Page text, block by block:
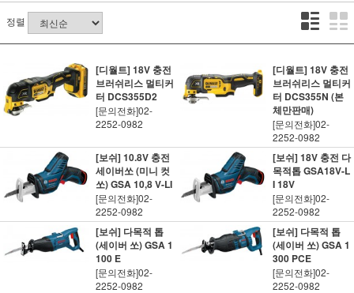
정렬
[디월트] 18V 충전
브러쉬리스 멀티커
터 DCS355D2
[문의전화]02-
2252-0982
[디월트] 18V 충전
브러쉬리스 멀티커
터 DCS355N (본
체만판매)
[문의전화]02-
2252-0982
[보쉬] 10.8V 충전
세이버쏘 (미니 컷
쏘) GSA 10,8 V-LI
[문의전화]02-
2252-0982
[보쉬] 18V 충전 다
목적톱 GSA18V-L
I 18V
[문의전화]02-
2252-0982
[보쉬] 다목적 톱
(세이버 쏘) GSA 1
100 E
[문의전화]02-
2252-0982
[보쉬] 다목적 톱
(세이버 쏘) GSA 1
300 PCE
[문의전화]02-
2252-0982